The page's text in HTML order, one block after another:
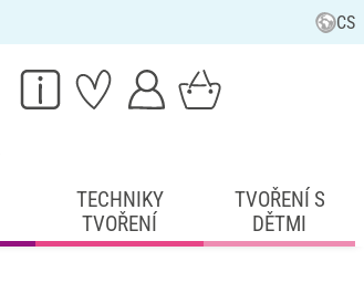
CS
TECHNIKY
TVOŘENÍ
TVOŘENÍ S
DĚTMI